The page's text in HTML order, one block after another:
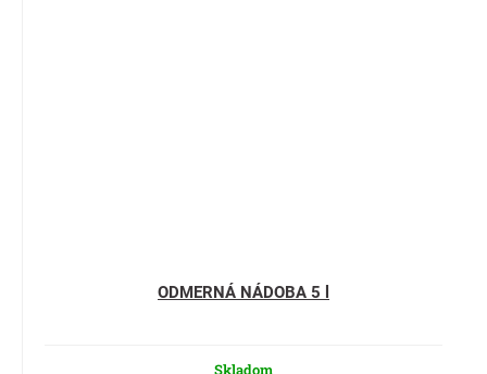
ODMERNÁ NÁDOBA 5 l
Skladom